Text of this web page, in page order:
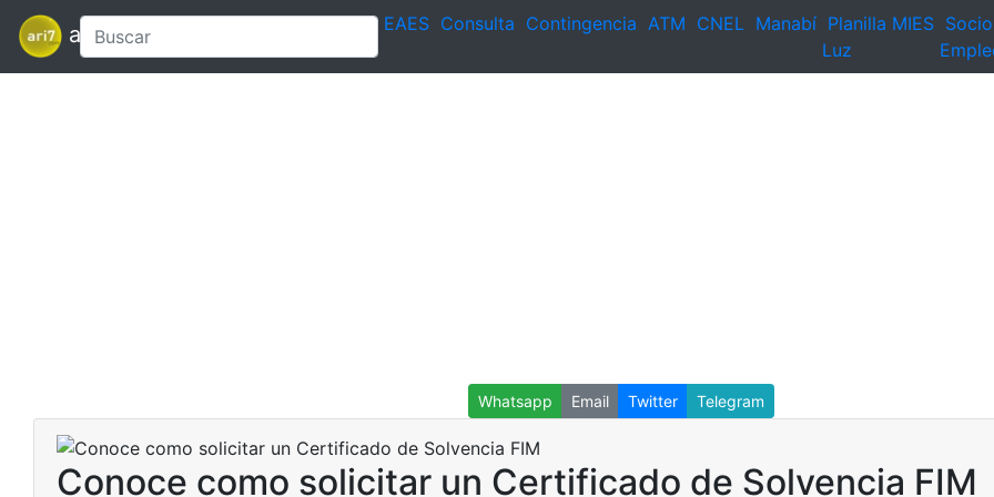
ari7 EAES Consulta Contingencia ATM CNEL Manabí Planilla
Luz
MIES Socio
Whatsapp Email Twitter Telegram
Conoce como solicitar un Certificado de Solvencia FIM